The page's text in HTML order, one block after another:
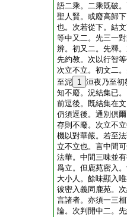
語二乘。二乘既破
聖人賢。或廢高歸
也。次若從下。結
等中又二。先三一
辨。初又二。先釋
先約教。次以行智
次立不立。初文二
至泥 1 洹夜乃至初
知不廢。況結集已
前逗後。既結集在
仍須逗後。通別倶
存則不廢。次立不
機以對華嚴。若至
立不立也。言中間
法華。中間三味並
爲立。但鹿苑密入
大小人。餘味顯入
彼密入義同鹿苑。
言諸者。亦須一三
論。次判開中二。